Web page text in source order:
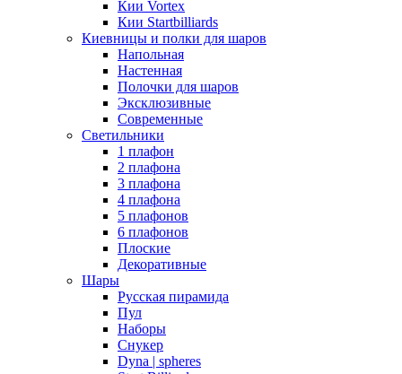
Кии Vortex
Кии Startbilliards
Киевницы и полки для шаров
Напольная
Настенная
Полочки для шаров
Эксклюзивные
Современные
Светильники
1 плафон
2 плафона
3 плафона
4 плафона
5 плафонов
6 плафонов
Плоские
Декоративные
Шары
Русская пирамида
Пул
Наборы
Снукер
Dyna | spheres